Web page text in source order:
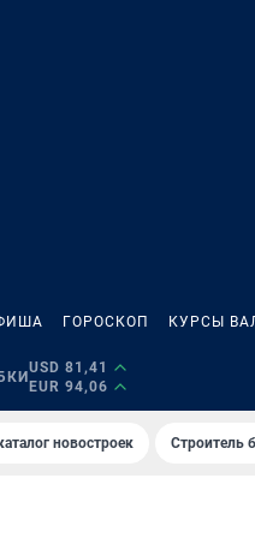
ГОРОСКОП КУРСЫ
USD 81,41
EUR 94,06
новостроек Строитель